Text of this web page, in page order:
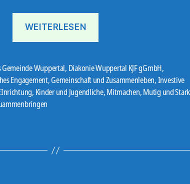
WEITERLESEN
Besuch“
Gemeinde Wuppertal, Diakonie Wuppertal KJF gGmbH,
Engagement,Gemeinschaft und Zusammenleben,Investive
, Kinder und Jugendliche,Mitmachen,Mutig und Stark